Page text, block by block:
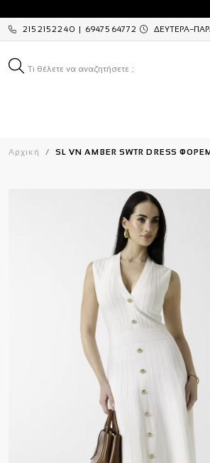
2152152240 | 6947564772
Τι θέλετε να αναζητήσετε ;
Αρχική SL VN AMBER SWTR DRESS